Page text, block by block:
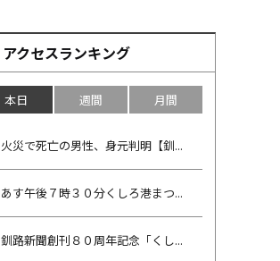
アクセスランキング
本日 週間 月間
火災で死亡の男性、身元判明【釧...
あす午後７時３０分くしろ港まつ...
釧路新聞創刊８０周年記念「くし...